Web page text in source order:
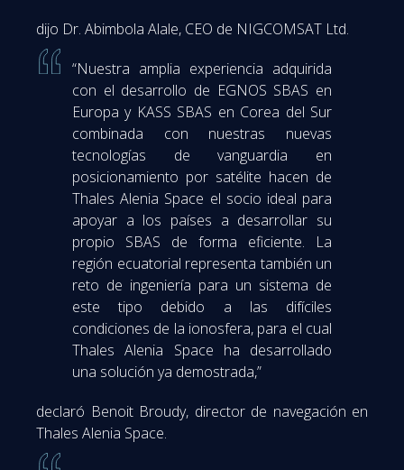
dijo Dr. Abimbola Alale, CEO de NIGCOMSAT Ltd.
“Nuestra amplia experiencia adquirida
con el desarrollo de EGNOS SBAS en
Europa y KASS SBAS en Corea del Sur
combinada con nuestras nuevas
tecnologías de vanguardia en
posicionamiento por satélite hacen de
Thales Alenia Space el socio ideal para
apoyar a los países a desarrollar su
propio SBAS de forma eficiente. La
región ecuatorial representa también un
reto de ingeniería para un sistema de
este tipo debido a las difíciles
condiciones de la ionosfera, para el cual
Thales Alenia Space ha desarrollado
una solución ya demostrada,”
declaró Benoit Broudy, director de navegación en
Thales Alenia Space.